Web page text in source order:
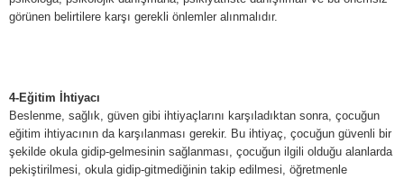
görünen belirtilere karşı gerekli önlemler alınmalıdır.
4-Eğitim İhtiyacı
Beslenme, sağlık, güven gibi ihtiyaçlarını karşıladıktan sonra, çocuğun
eğitim ihtiyacının da karşılanması gerekir. Bu ihtiyaç, çocuğun güvenli bir
şekilde okula gidip-gelmesinin sağlanması, çocuğun ilgili olduğu alanlarda
pekiştirilmesi, okula gidip-gitmediğinin takip edilmesi, öğretmenle